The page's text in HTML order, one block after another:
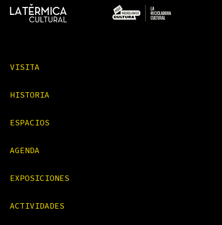
VISITA
HISTORIA
ESPACIOS
AGENDA
EXPOSICIONES
ACTIVIDADES